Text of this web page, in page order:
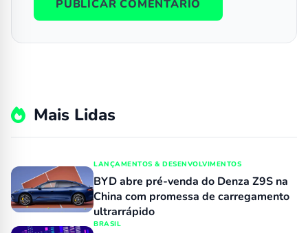
Mais Lidas
LANÇAMENTOS & DESENVOLVIMENTOS
BYD abre pré-venda do Denza Z9S na
China com promessa de carregamento
ultrarrápido
BRASIL